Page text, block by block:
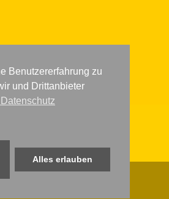
BIO ZERTIFIKAT
Benutzererfahrung zu
und Drittanbieter
Alles erlauben